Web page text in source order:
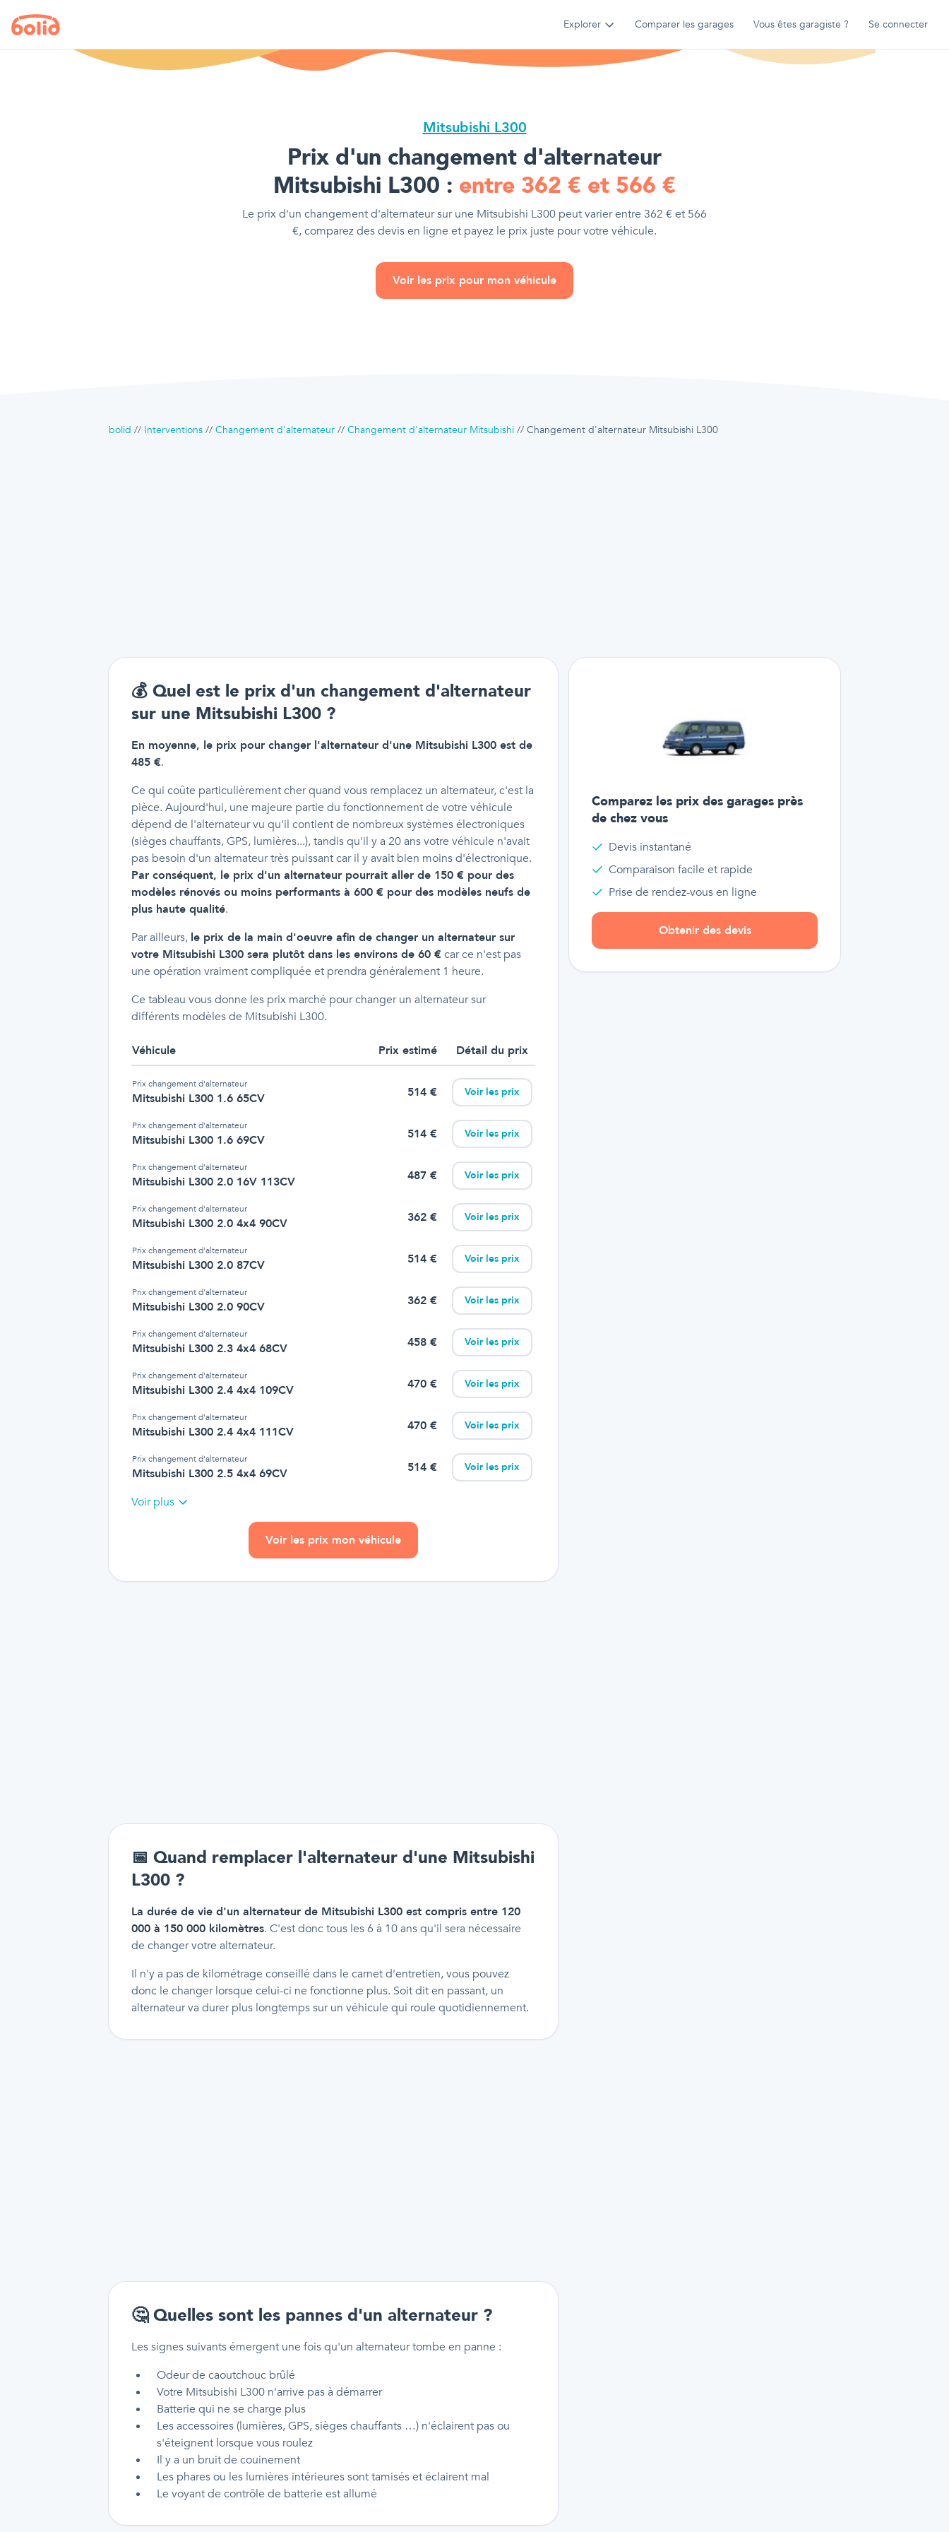
Explorer Comparer les garages Vous êtes garagiste ? Se connecter
Mitsubishi L300
Prix d'un changement d'alternateur
Mitsubishi L300 : entre 362 € et 566 €
Le prix d'un changement d'alternateursur une Mitsubishi L300 peut varier entre 362 € et 566
€, comparez des devis en ligne et payez le prix juste pour votre véhicule.
Voir les prix pour mon véhicule
bolid Interventions Changement d'alternateur Changement d'alternateur Mitsubishi Changement d'alternateur Mitsubishi L300
💰 Quel est le prix d'un changement d'alternateur
sur une Mitsubishi L300 ?
En moyenne, le prix pour changer l'alternateur d'une Mitsubishi L300 est de
485 €.
Ce qui coûte particulièrement cher quand vous remplacez un alternateur, c'est la
pièce. Aujourd'hui, une majeure partie du fonctionnement de votre véhicule
dépend de l'alternateur vu qu'il contient de nombreux systèmes électroniques
(sièges chauffants, GPS, lumières...), tandis qu'il y a 20 ans votre véhicule n'avait
pas besoin d'un alternateur très puissant car il y avait bien moins d'électronique.
Par conséquent, le prix d'un alternateur pourrait aller de 150 € pour des
modèles rénovés ou moins performants à 600 € pour des modèles neufs de
plus haute qualité.
Par ailleurs, le prix de la main d'oeuvre afin de changer un alternateur sur
votre Mitsubishi L300 sera plutôt dans les environs de 60 € car ce n'est pas
une opération vraiment compliquée et prendra généralement 1 heure.
Ce tableau vous donne les prix marché pour changer un alternateur sur
différents modèles de Mitsubishi L300.
Véhicule Prix estimé Détail du prix
Prixchangement d'alternateur
Mitsubishi L300 1.6 65CV 514 € Voir les prix
Prixchangement d'alternateur
Mitsubishi L300 1.6 69CV 514 € Voir les prix
Prixchangement d'alternateur
Mitsubishi L300 2.0 16V 113CV 487 € Voir les prix
Prixchangement d'alternateur
Mitsubishi L300 2.0 4x4 90CV 362 € Voir les prix
Prixchangement d'alternateur
Mitsubishi L300 2.0 87CV 514 € Voir les prix
Prixchangement d'alternateur
Mitsubishi L300 2.0 90CV 362 € Voir les prix
Prixchangement d'alternateur
Mitsubishi L300 2.3 4x4 68CV 458 € Voir les prix
Prixchangement d'alternateur
Mitsubishi L300 2.4 4x4 109CV 470 € Voir les prix
Prixchangement d'alternateur
Mitsubishi L300 2.4 4x4 111CV 470 € Voir les prix
Prixchangement d'alternateur
Mitsubishi L300 2.5 4x4 69CV 514 € Voir les prix
Voir plus
Voir les prix mon véhicule
📅 Quand remplacer l'alternateur d'une Mitsubishi
L300 ?
La durée de vie d'un alternateur de Mitsubishi L300 est compris entre 120
000 à 150 000 kilomètres. C'est donc tous les 6 à 10 ans qu'il sera nécessaire
de changer votre alternateur.
Il n'y a pas de kilométrage conseillé dans le carnet d'entretien, vous pouvez
donc le changer lorsque celui-ci ne fonctionne plus. Soit dit en passant, un
alternateur va durer plus longtemps sur un véhicule qui roule quotidiennement.
🤔 Quelles sont les pannes d'un alternateur ?
Les signes suivants émergent une fois qu'un alternateur tombe en panne :
Odeur de caoutchouc brûlé
Votre Mitsubishi L300 n'arrive pas à démarrer
Batterie qui ne se charge plus
Les accessoires (lumières, GPS, sièges chauffants …) n'éclairent pas ou
s'éteignent lorsque vous roulez
Il y a un bruit de couinement
Les phares ou les lumières intérieures sont tamisés et éclairent mal
Le voyant de contrôle de batterie est allumé
Comparez les prix des garages près
de chez vous
Devis instantané
Comparaison facile et rapide
Prise de rendez-vous en ligne
Obtenir des devis